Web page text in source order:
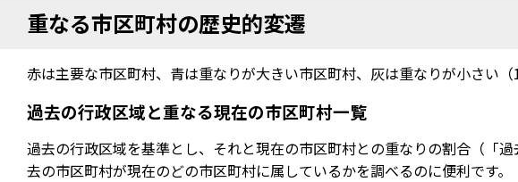
重なる市区町村の歴史的変遷
赤は主要な市区町村、青は重なりが大きい市区町村、灰は重なりが小さい
過去の行政区域と重なる現在の市区町村一覧
過去の行政区域を基準とし、それと現在の市区町村との重なりの割合（「
去の市区町村が現在のどの市区町村に属しているかを調べるのに便利です。